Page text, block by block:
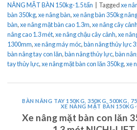
NÂNG MẶT BÀN 150kg-1.5 tấn Taggedxe
bàn 350kg,xe nâng bàn,xe nâng bàn 350kg
bàn,xe nâng mặt bàn cao 1.3m,xe nâng cây cảnh
nâng cao 1.3 mét,xe nâng chậu cây cảnh,xe
1300mm,xe nâng máy móc,bàn nâng thủy lực
bàn nâng tay con lăn,bàn nâng thủy lực,bàn
tay thủy lực,xe nâng mặt bàn con lăn 350kg,xe
BÀN NÂNG TAY 150KG, 350KG, 500KG,
XE NÂNG MẶT BÀN
Xe nâng mặt bàn con lăn